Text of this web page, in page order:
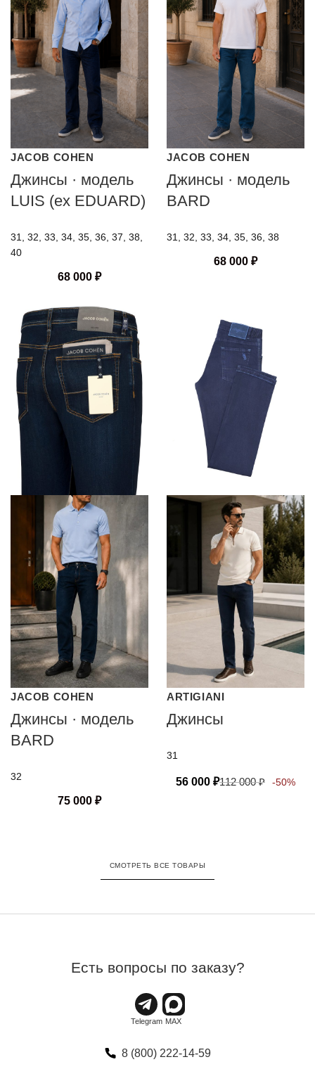
JACOB COHEN
Джинсы · модель
LUIS (ex EDUARD)
31, 32, 33, 34, 35, 36, 37, 38,
40
68 000 ₽
JACOB COHEN
Джинсы · модель
BARD
31, 32, 33, 34, 35, 36, 38
68 000 ₽
JACOB COHEN
Джинсы · модель
BARD
32
75 000 ₽
ARTIGIANI
Джинсы
31
56 000 ₽112 000₽ -50%
СМОТРЕТЬ ВСЕ ТОВАРЫ
Есть вопросы по заказу?
8 (800) 222-14-59